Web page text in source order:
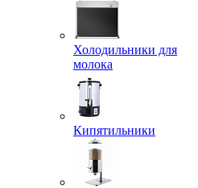
Холодильники для
молока
Кипятильники